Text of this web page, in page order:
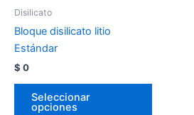
Disilicato
Bloque disilicato litio
Estándar
$ 0
Seleccionar
opciones